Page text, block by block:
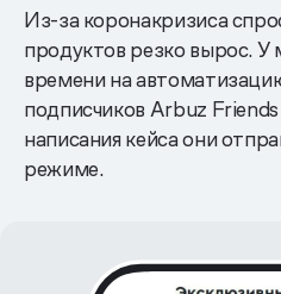
Из-за коронакризиса
продуктов резко вырос. У
времени на
подписчиков Arbuz
написания кейса они
режиме.